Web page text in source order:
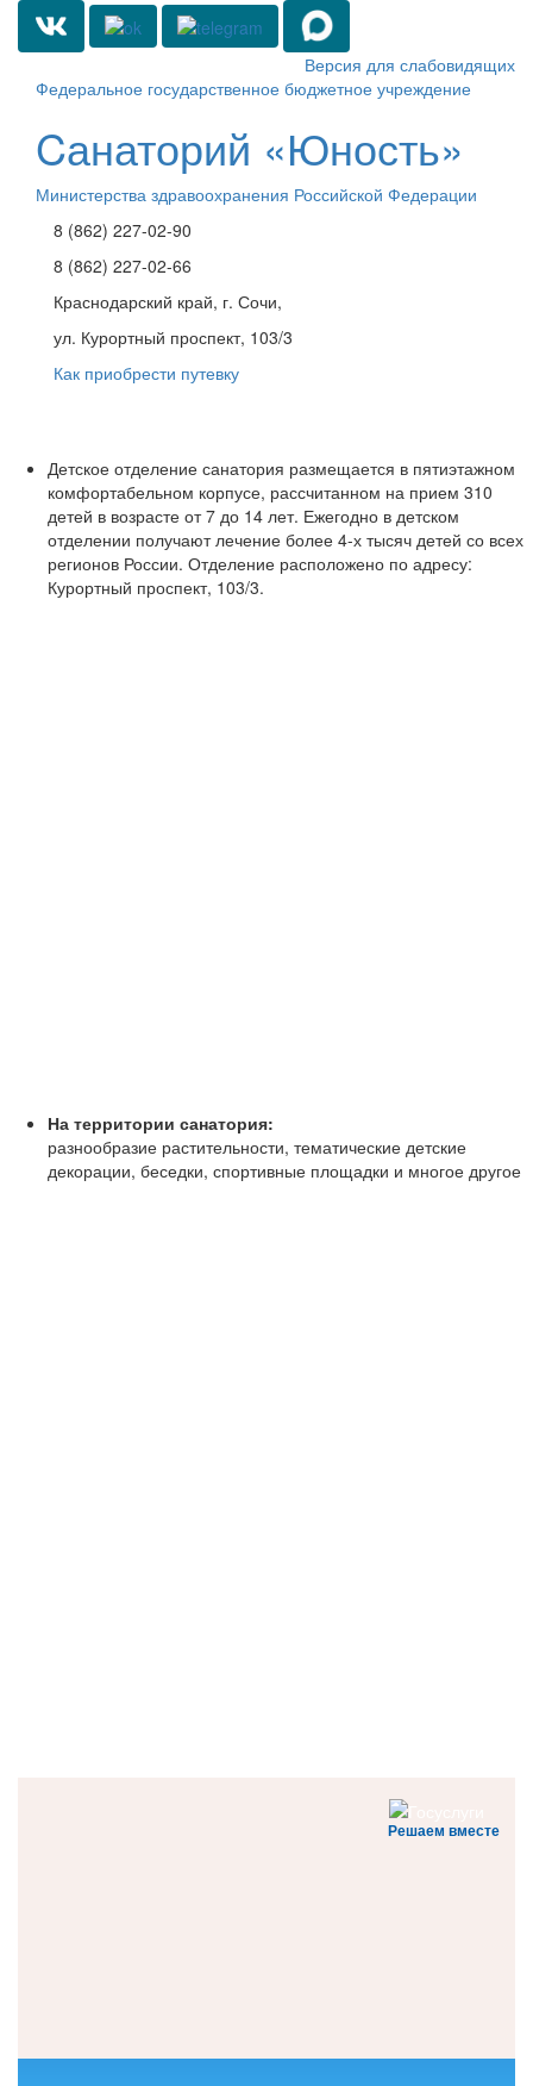
Версия для слабовидящих
Федеральное государственное бюджетное учреждение
Cанаторий «Юность»
Министерства здравоохранения Российской Федерации
8 (862) 227-02-90
8 (862) 227-02-66
Краснодарский край, г. Сочи,
ул. Курортный проспект, 103/3
Как приобрести путевку
Детское отделение санатория размещается в пятиэтажном
комфортабельном корпусе, рассчитанном на прием 310
детей в возрасте от 7 до 14 лет. Ежегодно в детском
отделении получают лечение более 4-х тысяч детей со всех
регионов России. Отделение расположено по адресу:
Курортный проспект, 103/3.
На территории санатория:
разнообразие растительности, тематические детские
декорации, беседки, спортивные площадки и многое другое
Решаем вместе